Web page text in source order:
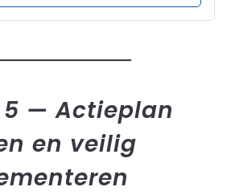
5 — Actieplan
en veilig